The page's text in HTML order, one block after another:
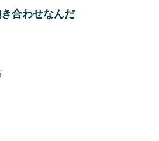
合わせなんだ